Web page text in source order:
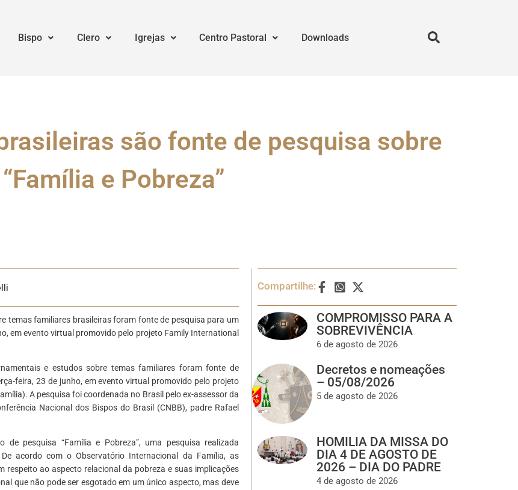
Bispo Clero Igrejas Centro Pastoral Downloads
são fonte de pesquisa sobre
“Família e Pobreza”
temas familiares brasileiras foram fonte de pesquisa para um
em evento virtual promovido pelo projeto Family International
e estudos sobre temas familiares foram fonte de
feira, 23 de junho, em evento virtual promovido pelo projeto
A pesquisa foi coordenada no Brasil pelo ex-assessor da
Nacional dos Bispos do Brasil (CNBB), padre Rafael
pesquisa “Família e Pobreza”, uma pesquisa realizada
acordo com o Observatório Internacional da Família, as
ao aspecto relacional da pobreza e suas implicações
que não pode ser esgotado em um único aspecto, mas deve
Compartilhe:
COMPROMISSO PARA A
SOBREVIVÊNCIA
6 de agosto de 2026
Decretos e nomeações
– 05/08/2026
5 de agosto de 2026
HOMILIA DA MISSA DO
DIA 4 DE AGOSTO DE
2026 – DIA DO PADRE
4 de agosto de 2026